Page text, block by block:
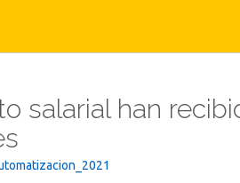
salarial han